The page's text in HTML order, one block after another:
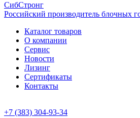
СибСтронг
Российский производитель блочных
Каталог товаров
О компании
Сервис
Новости
Лизинг
Сертификаты
Контакты
+7 (383) 304-93-34